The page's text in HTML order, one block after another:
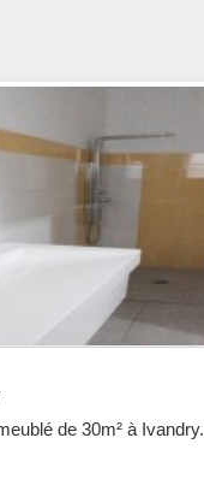
de 30m² à Ivandry.